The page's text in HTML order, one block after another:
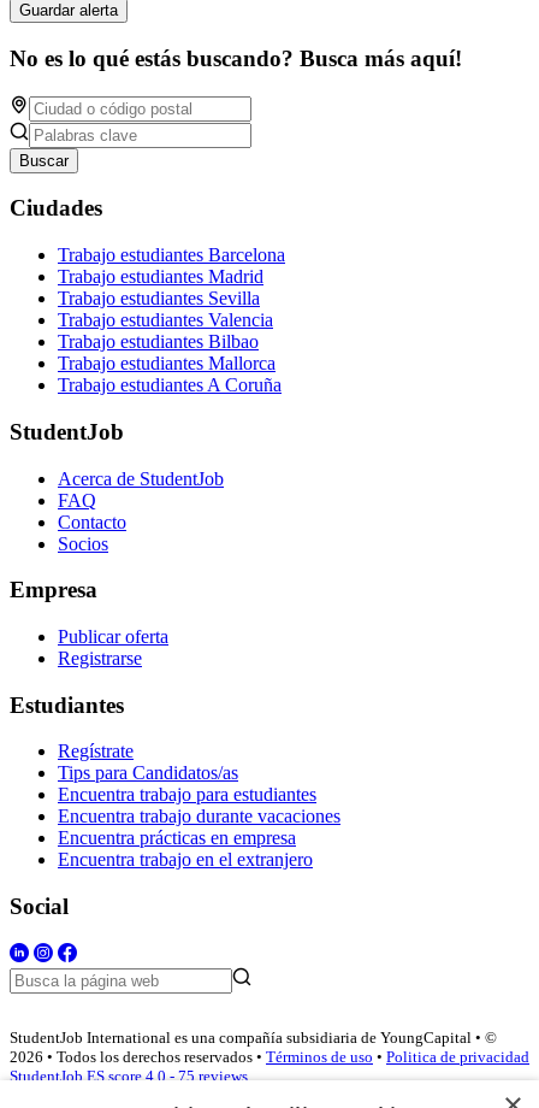
Guardar alerta
No es lo qué estás buscando? Busca más aquí!
Buscar
Ciudades
Trabajo estudiantes Barcelona
Trabajo estudiantes Madrid
Trabajo estudiantes Sevilla
Trabajo estudiantes Valencia
Trabajo estudiantes Bilbao
Trabajo estudiantes Mallorca
Trabajo estudiantes A Coruña
StudentJob
Acerca de StudentJob
FAQ
Contacto
Socios
Empresa
Publicar oferta
Registrarse
Estudiantes
Regístrate
Tips para Candidatos/as
Encuentra trabajo para estudiantes
Encuentra trabajo durante vacaciones
Encuentra prácticas en empresa
Encuentra trabajo en el extranjero
Social
StudentJob International es una compañía subsidiaria de YoungCapital • ©
2026 • Todos los derechos reservados • Términos de uso • Politica de privacidad
StudentJob ES score 4.0 - 75 reviews